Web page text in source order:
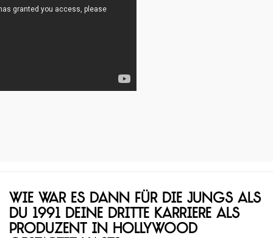
Wie war es dann für die Jungs als
du 1991 deine dritte Karriere als
Produzent in Hollywood